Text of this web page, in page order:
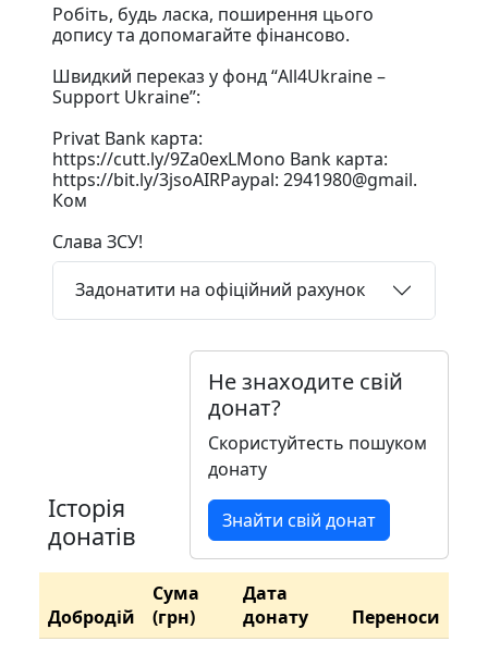
Робіть, будь ласка, поширення цього
допису та допомагайте фінансово.
Швидкий переказ у фонд “All4Ukraine –
Support Ukraine”:
Privat Bank карта:
https://cutt.ly/9Za0exLMono Bank карта:
https://bit.ly/3jsoAIRPaypal: 2941980@gmail.
Ком
Слава ЗСУ!
Задонатити на офіційний рахунок
Історія
донатів
Не знаходите свій
донат?
Скористуйтесть пошуком
донату
Знайти свій донат
Добродій
Сума
(грн)
Дата
донату
Переноси